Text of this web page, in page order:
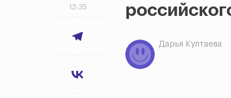
12:35
Дарья Култаева